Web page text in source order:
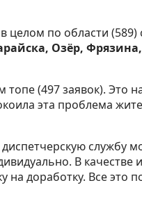
по области (589)
Озёр,
(497 заявок). Это
эта проблема
службу
В качестве
доработку. Все это